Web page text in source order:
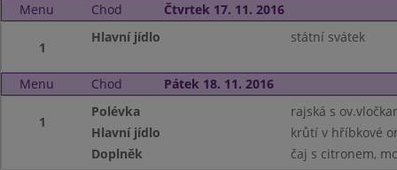
Menu
Chod Čtvrtek 17. 11. 2016
1
Hlavní jídlo státní svátek
Menu Chod Pátek 18. 11. 2016
1
Polévka
rajská s
Hlavní jídlo
krůtí v hříbkové
Doplněk
čaj s citronem,